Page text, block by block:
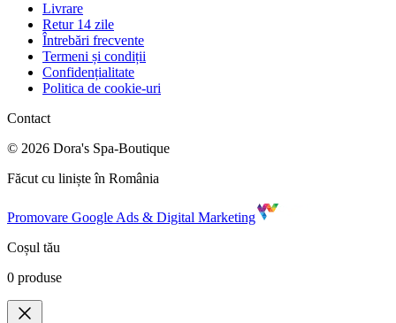
Livrare
Retur 14 zile
Întrebări frecvente
Termeni și condiții
Confidențialitate
Politica de cookie-uri
Contact
© 2026 Dora's Spa-Boutique
Făcut cu liniște în România
Promovare Google Ads & Digital Marketing
Coșul tău
0 produse